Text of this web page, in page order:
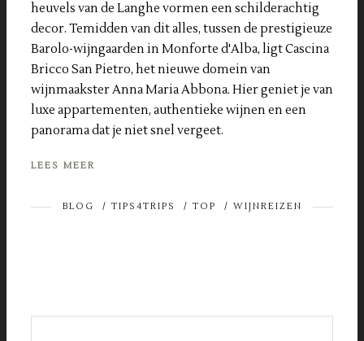
heuvels van de Langhe vormen een schilderachtig
decor. Temidden van dit alles, tussen de prestigieuze
Barolo-wijngaarden in Monforte d'Alba, ligt Cascina
Bricco San Pietro, het nieuwe domein van
wijnmaakster Anna Maria Abbona. Hier geniet je van
luxe appartementen, authentieke wijnen en een
panorama dat je niet snel vergeet.
LEES MEER
BLOG / TIPS4TRIPS / TOP / WIJNREIZEN